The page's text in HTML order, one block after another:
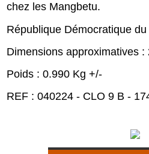
chez les Mangbetu.
République Démocratique
Dimensions approximatives :
Poids : 0.990 Kg +/-
REF : 040224 - CLO 9 B -